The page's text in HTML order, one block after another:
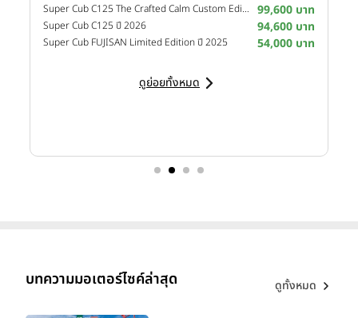
Super Cub C125 The Crafted Calm Custom Edition ปี 2026 99,600 บาท
Super Cub C125 ปี 2026 94,600 บาท
Super Cub FUJISAN Limited Edition ปี 2025 54,000 บาท
ดูย่อยทั้งหมด
บทความมอเตอร์ไซค์ล่าสุด ดูทั้งหมด